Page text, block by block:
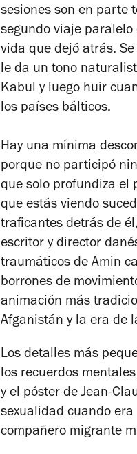
sesiones son en parte
segundo viaje
vida que dejó atrás.
le da un tono
Kabul y luego huir
los países bálticos.
Hay una mínima
porque no participó
que solo profundiza el
que estás viendo
traficantes detrás de
escritor y director
traumáticos de Amin
borrones de
animación más
Afganistán y la era de
Los detalles más
los recuerdos
y el póster de Jean-
sexualidad cuando
compañero migrante